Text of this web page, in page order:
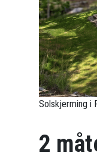
Solskjerming i
2